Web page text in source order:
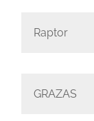
Raptor
GRAZAS